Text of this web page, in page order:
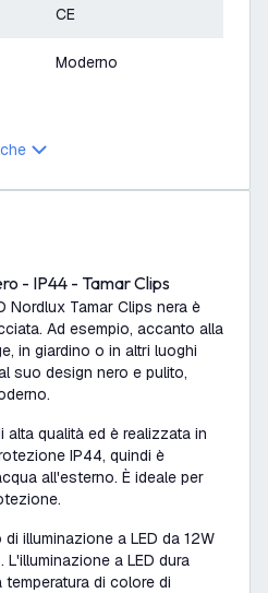
CE
Moderno
- IP44 - Tamar Clips
Nordlux Tamar Clips nera è
Ad esempio, accanto alla
in giardino o in altri luoghi
suo design nero e pulito,
alta qualità ed è realizzata in
IP44, quindi è
all'esterno. È ideale per
illuminazione a LED da 12W
a LED dura
di colore di